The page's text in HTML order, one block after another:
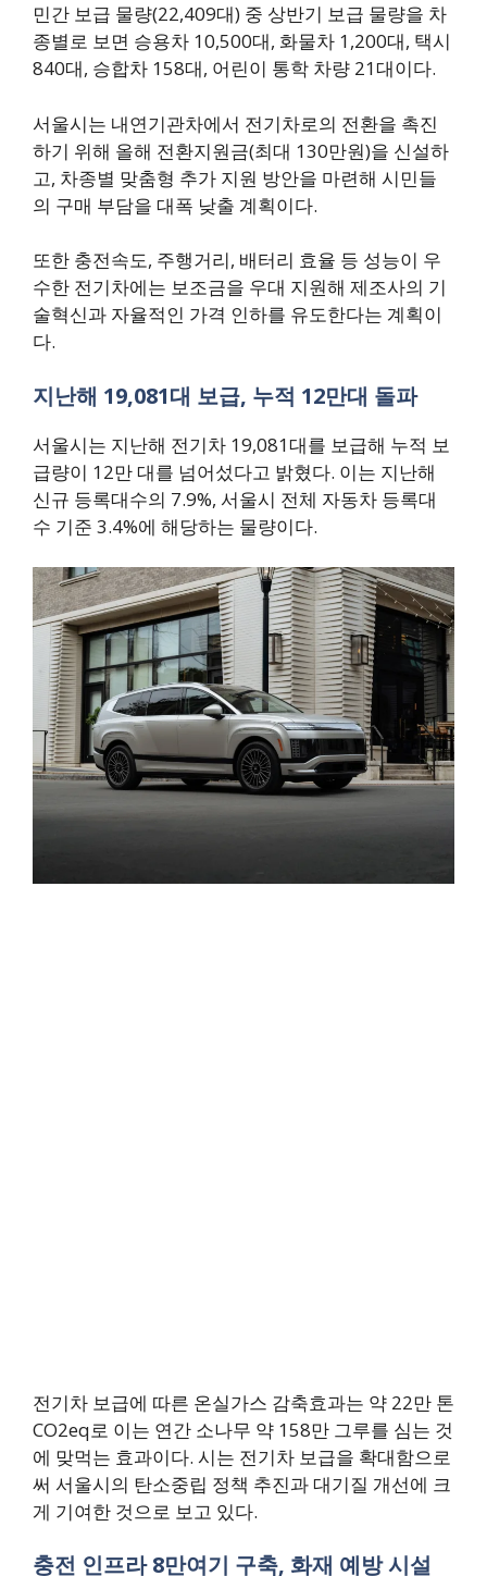
민간 보급 물량(22,409대) 중 상반기 보급 물량을 차
종별로 보면 승용차 10,500대, 화물차 1,200대, 택시
840대, 승합차 158대, 어린이 통학 차량 21대이다.
서울시는 내연기관차에서 전기차로의 전환을 촉진
하기 위해 올해 전환지원금(최대 130만원)을 신설하
고, 차종별 맞춤형 추가 지원 방안을 마련해 시민들
의 구매 부담을 대폭 낮출 계획이다.
또한 충전속도, 주행거리, 배터리 효율 등 성능이 우
수한 전기차에는 보조금을 우대 지원해 제조사의 기
술혁신과 자율적인 가격 인하를 유도한다는 계획이
다.
지난해 19,081대 보급, 누적 12만대 돌파
서울시는 지난해 전기차 19,081대를 보급해 누적 보
급량이 12만 대를 넘어섰다고 밝혔다. 이는 지난해
신규 등록대수의 7.9%, 서울시 전체 자동차 등록대
수 기준 3.4%에 해당하는 물량이다.
전기차 보급에 따른 온실가스 감축효과는 약 22만 톤
CO2eq로 이는 연간 소나무 약 158만 그루를 심는 것
에 맞먹는 효과이다. 시는 전기차 보급을 확대함으로
써 서울시의 탄소중립 정책 추진과 대기질 개선에 크
게 기여한 것으로 보고 있다.
충전 인프라 8만여기 구축, 화재 예방 시설